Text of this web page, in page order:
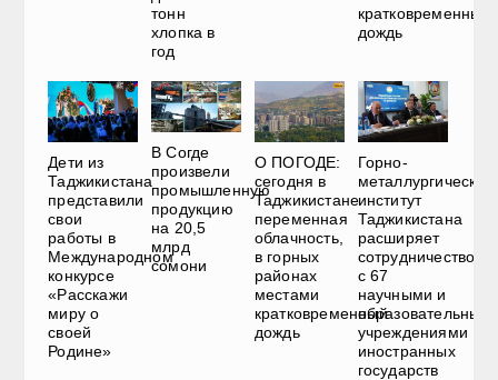
тонн
хлопка в
год
кратковременный
дождь
Дети из
Таджикистана
представили
свои
работы в
Международном
конкурсе
«Расскажи
миру о
своей
Родине»
В Согде
произвели
промышленную
продукцию
на 20,5
млрд
сомони
О ПОГОДЕ:
сегодня в
Таджикистане
переменная
облачность,
в горных
районах
местами
кратковременный
дождь
Горно-
металлургический
институт
Таджикистана
расширяет
сотрудничество
с 67
научными и
учреждениями
иностранных
государств